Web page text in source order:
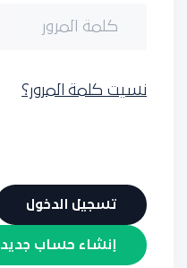
نسيت كلمة المرور؟
إنشاء حساب جديد